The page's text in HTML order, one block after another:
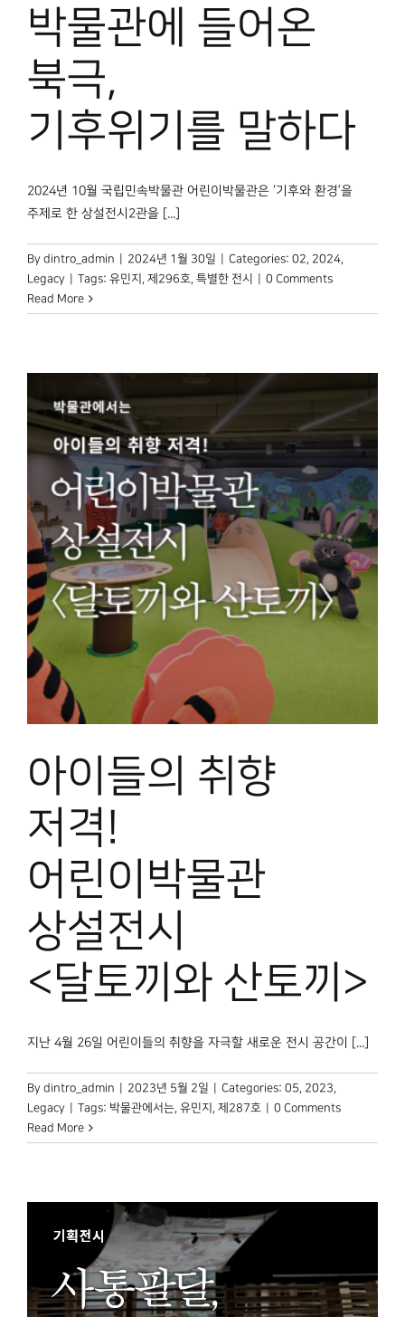
박물관에 들어온
북극,
기후위기를 말하다
2024년 10월 국립민속박물관 어린이박물관은 ‘기후와 환경’을
주제로 한 상설전시2관을 [...]
By dintro_admin 2024년 1월 30일 Categories: 02, 2024,
Legacy
Tags: 유민지 , 제296호, 특별한 전시
0 Comments
Read More
아이들의 취향
저격!
어린이박물관
상설전시
<달토끼와 산토끼>
지난 4월 26일 어린이들의 취향을 자극할 새로운 전시 공간이 [...]
By dintro_admin 2023년 5월 2일 Categories: 05, 2023,
Legacy
Tags: 박물관에서는, 유민지 , 제287호
0 Comments
Read More